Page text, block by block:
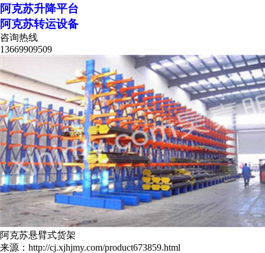
阿克苏升降平台
阿克苏转运设备
咨询热线
13669909509
阿克苏悬臂式货架
来源：http://cj.xjhjmy.com/product673859.html